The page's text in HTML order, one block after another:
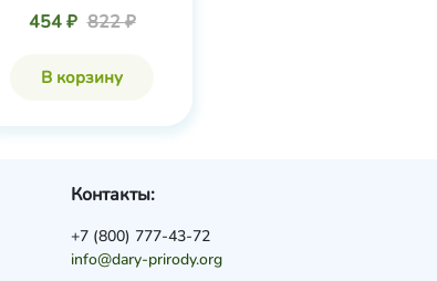
454 ₽ 822 ₽
В корзину
Контакты:
+7 (800) 777-43-72
info@dary-prirody.org